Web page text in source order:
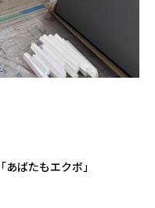
ばたもエクボ」